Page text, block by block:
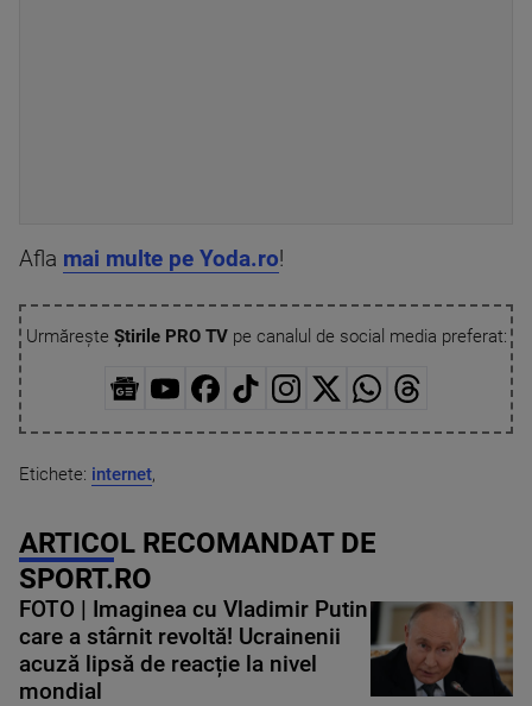
Afla mai multe pe Yoda.ro!
Urmărește Știrile PRO TVpe canalul de social media preferat:
Etichete: internet,
ARTICOL RECOMANDAT DE
SPORT.RO
FOTO | Imaginea cu Vladimir Putin
care a stârnit revoltă! Ucrainenii
acuză lipsă de reacție la nivel
mondial